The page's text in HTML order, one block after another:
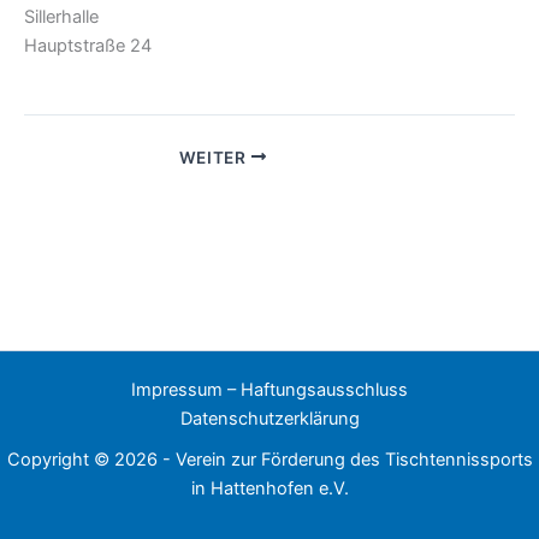
Sillerhalle
Hauptstraße 24
WEITER
Impressum – Haftungsausschluss
Datenschutzerklärung
Copyright © 2026 - Verein zur Förderung des Tischtennissports
in Hattenhofen e.V.